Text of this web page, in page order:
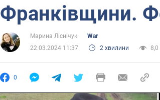
Франківщини.
Марина Ліснічук
War
22.03.2024 11:37
2 хвилини 8,0
0